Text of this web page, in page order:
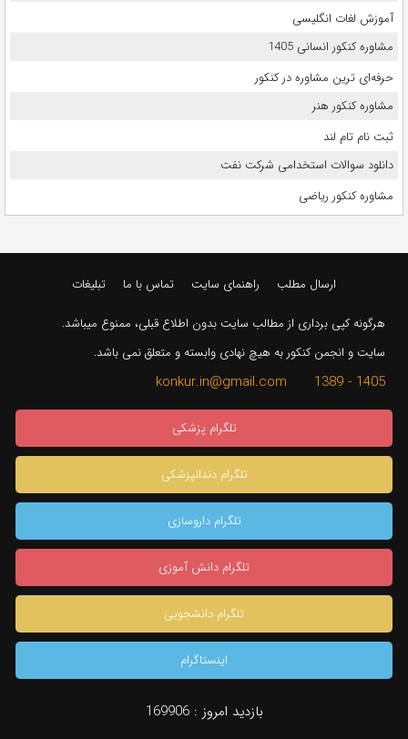
آموزش لغات انگلیسی
مشاوره کنکور انسانی 1405
حرفه‌ای ترین مشاوره در کنکور
مشاوره کنکور هنر
ثبت نام تام لند
دانلود سوالات استخدامی شرکت نفت
مشاوره کنکور ریاضی
ارسال مطلب راهنمای سایت تماس با ما تبلیغات
هرگونه کپی برداری از مطالب سایت بدون اطلاع قبلی، ممنوع میباشد.
سایت و انجمن کنکور به هیچ نهادی وابسته و متعلق نمی باشد.
1405 - 1389 konkur.in@gmail.com
تلگرام پزشکی
تلگرام دندانپزشکی
تلگرام داروسازی
تلگرام دانش آموزی
تلگرام دانشجویی
اینستاگرام
بازدید امروز :169906